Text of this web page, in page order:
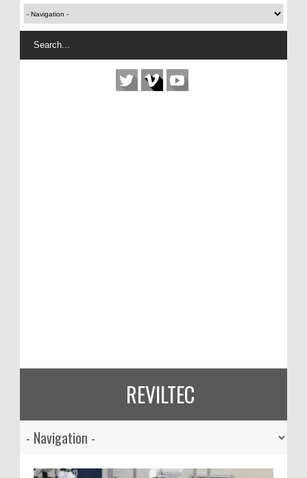
REVILTEC